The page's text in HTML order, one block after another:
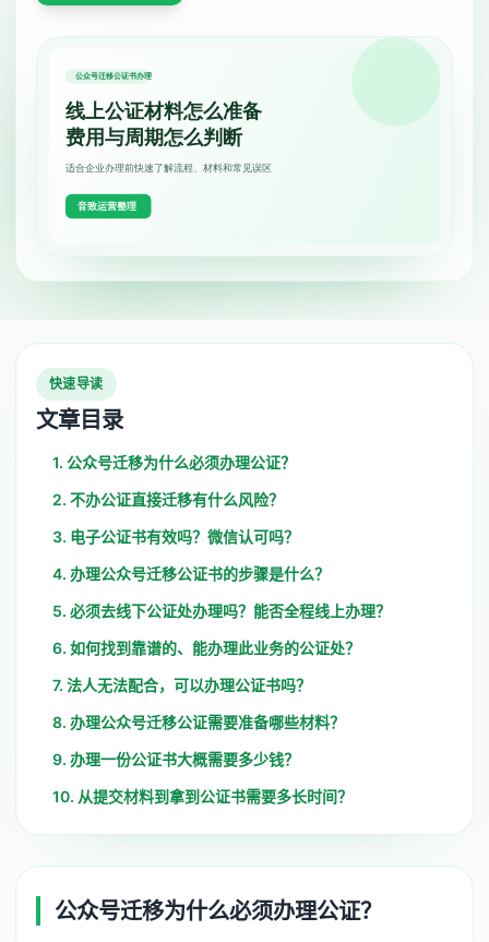
快速导读
文章目录
1. 公众号迁移为什么必须办理公证？
2. 不办公证直接迁移有什么风险？
3. 电子公证书有效吗？微信认可吗？
4. 办理公众号迁移公证书的步骤是什么？
5. 必须去线下公证处办理吗？能否全程线上办理？
6. 如何找到靠谱的、能办理此业务的公证处？
7. 法人无法配合，可以办理公证书吗？
8. 办理公众号迁移公证需要准备哪些材料？
9. 办理一份公证书大概需要多少钱？
10. 从提交材料到拿到公证书需要多长时间？
公众号迁移为什么必须办理公证？